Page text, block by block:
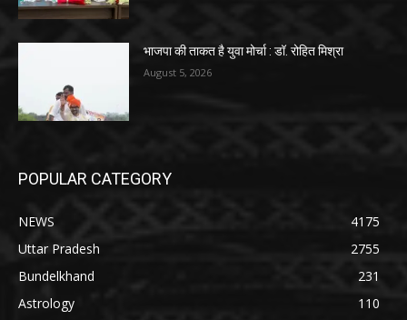
भाजपा की ताकत है युवा मोर्चा : डॉ. रोहित मिश्रा
August 5, 2026
POPULAR CATEGORY
NEWS
4175
Uttar Pradesh
2755
Bundelkhand
231
Astrology
110